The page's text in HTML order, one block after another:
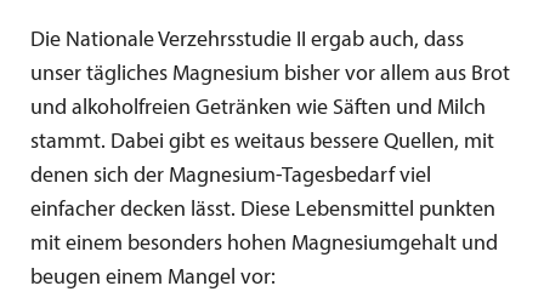
Die Nationale Verzehrsstudie II ergab auch, dass
unser tägliches Magnesium bisher vor allem aus Brot
und alkoholfreien Getränken wie Säften und Milch
stammt. Dabei gibt es weitaus bessere Quellen, mit
denen sich der Magnesium-Tagesbedarf viel
einfacher decken lässt. Diese Lebensmittel punkten
mit einem besonders hohen Magnesiumgehalt und
beugen einem Mangel vor: